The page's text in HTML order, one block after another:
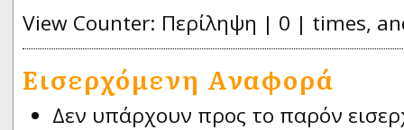
View Counter: Περίληψη | 0 | times,
Εισερχόμενη Αναφορά
Δεν υπάρχουν προς το παρόν